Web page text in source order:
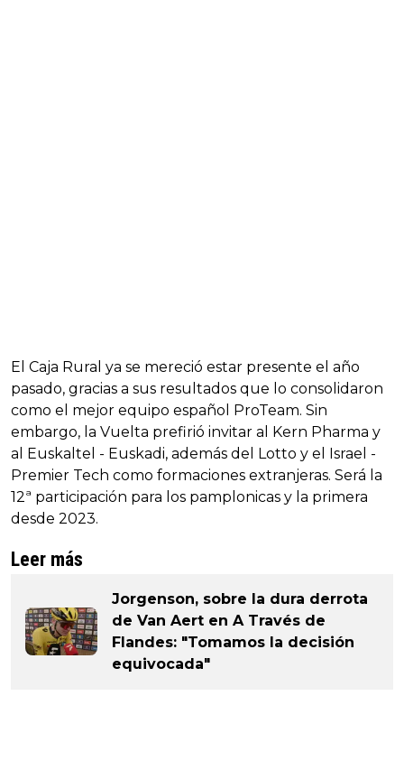
El Caja Rural ya se mereció estar presente el año
pasado, gracias a sus resultados que lo consolidaron
como el mejor equipo español ProTeam. Sin
embargo, la Vuelta prefirió invitar al Kern Pharma y
al Euskaltel - Euskadi, además del Lotto y el Israel -
Premier Tech como formaciones extranjeras. Será la
12ª participación para los pamplonicas y la primera
desde 2023.
Leer más
Jorgenson, sobre la dura derrota
de Van Aert en A Través de
Flandes: "Tomamos la decisión
equivocada"